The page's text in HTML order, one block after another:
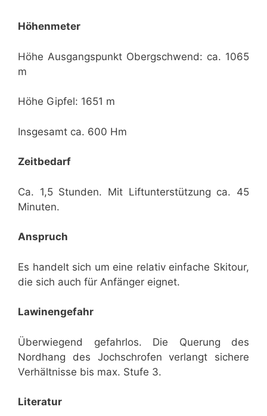
Höhenmeter
Höhe Ausgangspunkt Obergschwend: ca. 1065
m
Höhe Gipfel: 1651 m
Insgesamt ca. 600 Hm
Zeitbedarf
Ca. 1,5 Stunden. Mit Liftunterstützung ca. 45
Minuten.
Anspruch
Es handelt sich um eine relativ einfache Skitour,
die sich auch für Anfänger eignet.
Lawinengefahr
Überwiegend gefahrlos. Die Querung des
Nordhang des Jochschrofen verlangt sichere
Verhältnisse bis max. Stufe 3.
Literatur